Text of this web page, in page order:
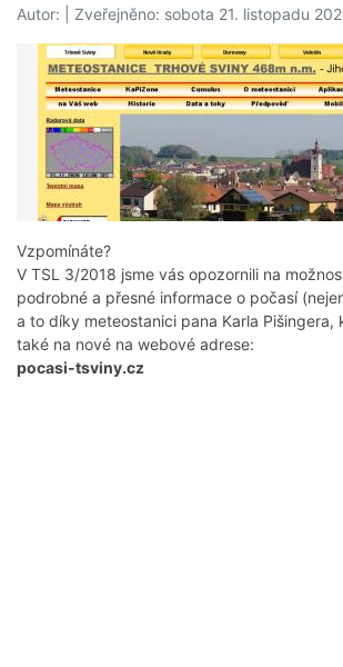
Autor: | Zveřejněno: sobota 21. listopadu
Vzpomínáte?
V TSL 3/2018 jsme vás opozornili na
podrobné a přesné informace o počasí
a to díky meteostanici pana Karla Pišingera,
také na nové na webové adrese:
pocasi-tsviny.cz